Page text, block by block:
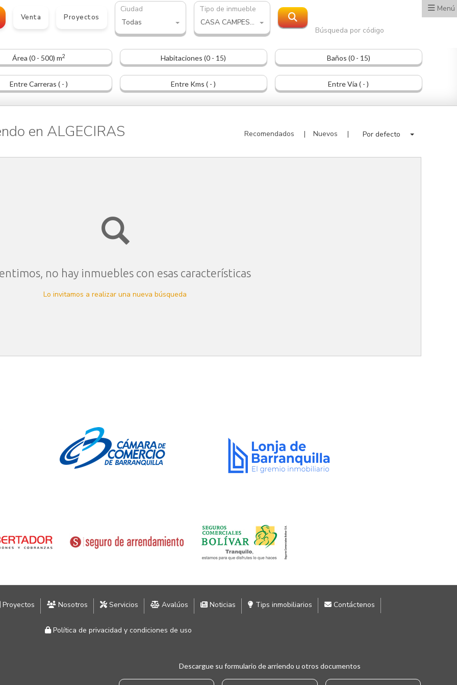
Menú
Venta Proyectos
Ciudad
Todas
Tipo de inmueble
CASA CAMPESTRE
Búsqueda por código
Área (0 - 500) m2 Habitaciones (0 - 15) Baños (0 - 15)
Entre Carreras ( - ) Entre Kms ( - ) Entre Vía ( - )
en ALGECIRAS Recomendados Nuevos Por defecto
no hay inmuebles con esas características
Lo invitamos a realizar una nueva búsqueda
Proyectos Nosotros Servicios Avalúos Noticias Tips inmobiliarios Contáctenos
Política de privacidad y condiciones de uso
Descargue su formulario de arriendo u otros documentos